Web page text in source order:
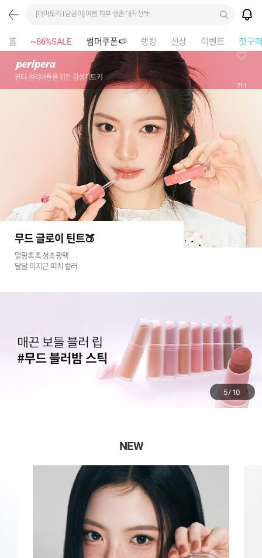
[더마토리 l 담곰이] 여름 피부 생존 대작전🌴
홈 ~86%SALE 썸머쿠폰🍉 랭킹 신상 이벤트 첫구
뷰티-얼리어들을 위한 감성치트키
711
무드 글로이 틴트🍑
말랑촉촉 청초광택
달달 미지근 피치 컬러
6/ 10
NEW